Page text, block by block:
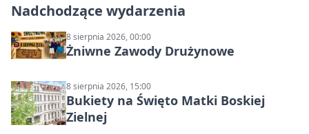
Nadchodzące wydarzenia
8 sierpnia 2026, 00:00
Żniwne Zawody Drużynowe
8 sierpnia 2026, 15:00
Bukiety na Święto Matki Boskiej
Zielnej